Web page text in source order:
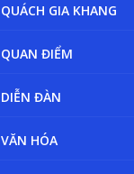
QUÁCH GIA KHANG
QUAN ĐIỂM
DIỄN ĐÀN
VĂN HÓA